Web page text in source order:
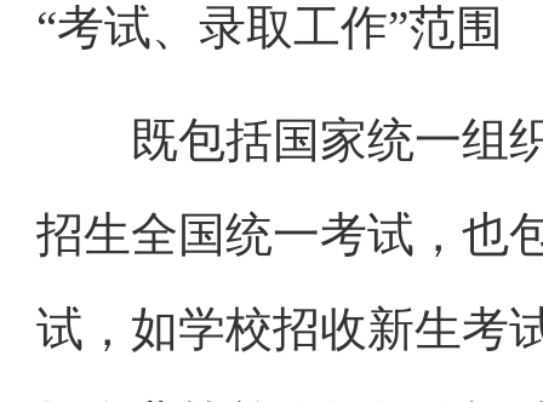
“考试、录取工作”范围
既包括国家统一组织
招生全国统一考试，也
试，如学校招收新生考